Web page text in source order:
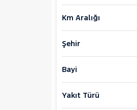
FIAT
FORD
E-Tourneo Courier
E-Transit
Km Aralığı
Şehir
Bayi
Yakıt Türü